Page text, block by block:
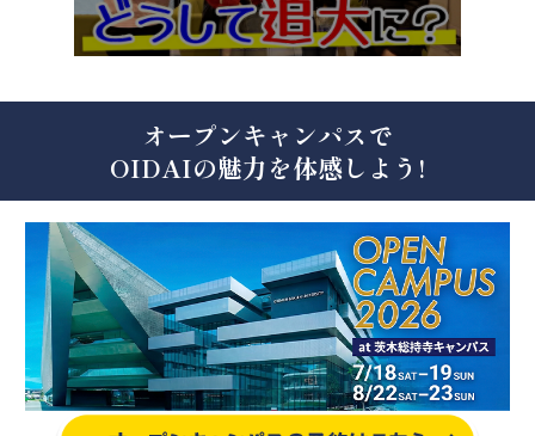
オープンキャンパスで
OIDAIの魅力を体感しよう!